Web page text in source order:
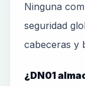
Ninguna
seguridad
cabeceras y
¿DN01